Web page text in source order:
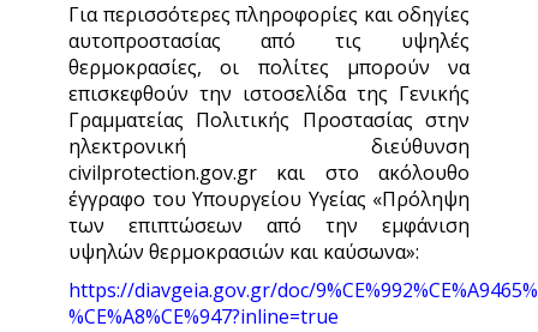
Για περισσότερες πληροφορίες και οδηγίες
αυτοπροστασίας από τις υψηλές
θερμοκρασίες, οι πολίτες μπορούν να
επισκεφθούν την ιστοσελίδα της Γενικής
Γραμματείας Πολιτικής Προστασίας στην
ηλεκτρονική διεύθυνση
civilprotection.gov.gr και στο ακόλουθο
έγγραφο του Υπουργείου Υγείας «Πρόληψη
των επιπτώσεων από την εμφάνιση
υψηλών θερμοκρασιών και καύσωνα»:
https://diavgeia.gov.gr/doc/
%CE%A8%CE%947?inline=true